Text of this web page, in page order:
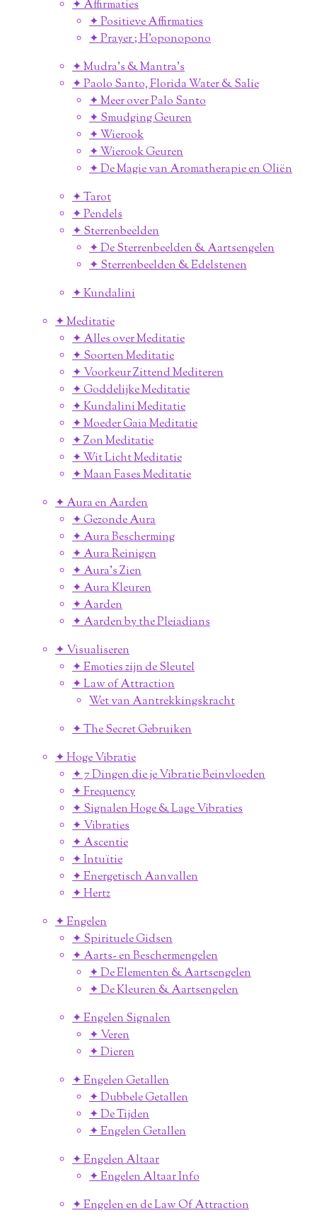
✦ Affirmaties
✦ Positieve Affirmaties
✦ Prayer ; H'oponopono
✦ Mudra's & Mantra's
✦ Paolo Santo, Florida Water & Salie
✦ Meer over Palo Santo
✦ Smudging Geuren
✦ Wierook
✦ Wierook Geuren
✦ De Magie van Aromatherapie en Oliën
✦ Tarot
✦ Pendels
✦ Sterrenbeelden
✦ De Sterrenbeelden & Aartsengelen
✦ Sterrenbeelden & Edelstenen
✦ Kundalini
✦ Meditatie
✦ Alles over Meditatie
✦ Soorten Meditatie
✦ Voorkeur Zittend Mediteren
✦ Goddelijke Meditatie
✦ Kundalini Meditatie
✦ Moeder Gaia Meditatie
✦ Zon Meditatie
✦ Wit Licht Meditatie
✦ Maan Fases Meditatie
✦ Aura en Aarden
✦ Gezonde Aura
✦ Aura Bescherming
✦ Aura Reinigen
✦ Aura's Zien
✦ Aura Kleuren
✦ Aarden
✦ Aarden by the Pleiadians
✦ Visualiseren
✦ Emoties zijn de Sleutel
✦ Law of Attraction
Wet van Aantrekkingskracht
✦ The Secret Gebruiken
✦ Hoge Vibratie
✦ 7 Dingen die je Vibratie Beinvloeden
✦ Frequency
✦ Signalen Hoge & Lage Vibraties
✦ Vibraties
✦ Ascentie
✦ Intuïtie
✦ Energetisch Aanvallen
✦ Hertz
✦ Engelen
✦ Spirituele Gidsen
✦ Aarts- en Beschermengelen
✦ De Elementen & Aartsengelen
✦ De Kleuren & Aartsengelen
✦ Engelen Signalen
✦ Veren
✦ Dieren
✦ Engelen Getallen
✦ Dubbele Getallen
✦ De Tijden
✦ Engelen Getallen
✦ Engelen Altaar
✦ Engelen Altaar Info
✦ Engelen en de Law Of Attraction